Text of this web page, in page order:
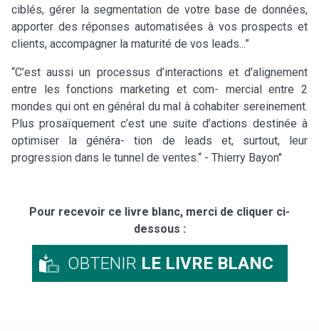
ciblés, gérer la segmentation de votre base de données,
apporter des réponses automatisées à vos prospects et
clients, accompagner la maturité de vos leads...”
“C’est aussi un processus d’interactions et d’alignement
entre les fonctions marketing et com- mercial entre 2
mondes qui ont en général du mal à cohabiter sereinement.
Plus prosaïquement c’est une suite d’actions destinée à
optimiser la généra- tion de leads et, surtout, leur
progression dans le tunnel de ventes.“ - Thierry Bayon"
Pour recevoir ce livre blanc, merci de cliquer ci-
dessous :
OBTENIR LE LIVRE BLANC